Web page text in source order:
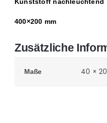
Kunststoff nachleuchtend
400×200 mm
Zusätzliche
Maße 40 ×